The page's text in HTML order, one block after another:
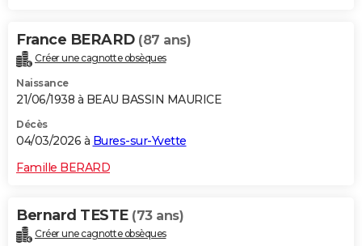
France BERARD (87 ans)
Créer une cagnotte obsèques
Naissance
21/06/1938 à BEAU BASSIN MAURICE
Décès
04/03/2026 à Bures-sur-Yvette
Famille BERARD
Bernard TESTE (73 ans)
Créer une cagnotte obsèques